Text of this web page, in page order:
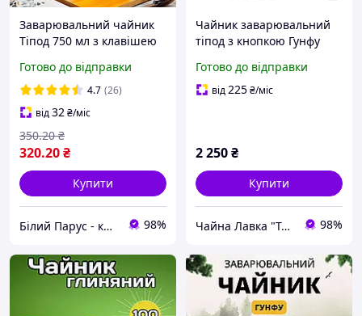
Заварювальний чайник
Тіпод 750 мл з клавішею
жароміцного скла,
чайник для заварювання
чаю з фільтром
Готово до відправки
4.7 (26)
від32₴/міс
320.20₴
350.20 ₴
Купити
Білий Парус - комплексне обслуговування в сегменті HoReCa та B2B 98%
Чайник заварювальний
тіпод з кнопкою Гунфу
Готово до відправки
від225₴/міс
2 250₴
Купити
Чайна Лавка "Tea warrior" teawarrior.ua 98%